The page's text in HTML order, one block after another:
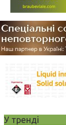
У тренді